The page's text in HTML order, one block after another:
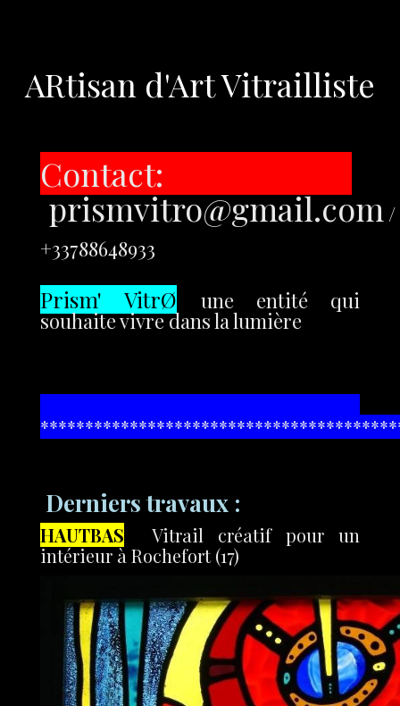
ARtisan d'Art Vitrailliste
Contact:
prismvitro@gmail.com/
+33788648933
Prism' VitrØ une entité qui
souhaite vivre dans la lumière
Derniers travaux :
HAUTBAS Vitrail créatif pour un
intérieur à Rochefort (17)